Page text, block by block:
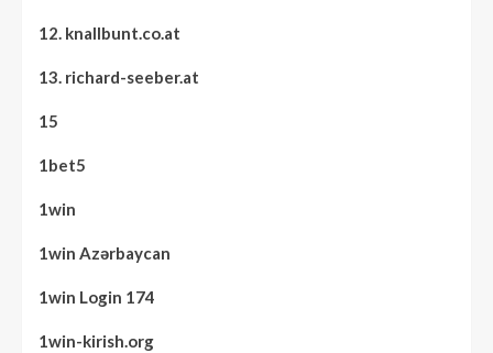
12. knallbunt.co.at
13. richard-seeber.at
15
1bet5
1win
1win Azərbaycan
1win Login 174
1win-kirish.org